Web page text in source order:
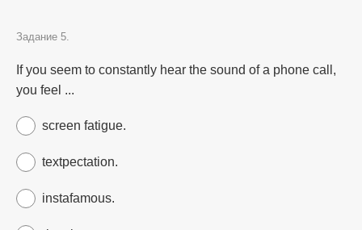
Задание 5.
If you seem to constantly hear the sound of a phone call,
you feel ...
screen fatigue.
textpectation.
instafamous.